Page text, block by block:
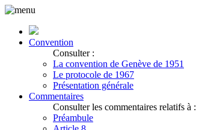
Convention
Consulter :
La convention de Genève de 1951
Le protocole de 1967
Présentation générale
Commentaires
Consulter les commentaires relatifs à :
Préambule